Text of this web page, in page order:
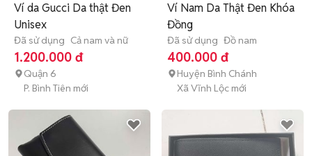
Ví da Gucci Da thật Đen
Unisex
Đã sử dụng Cả nam và nữ
1.200.000 đ
Quận 6
P. Bình Tiên mới
Ví Nam Da Thật Đen Khóa
Đồng
Đã sử dụng Đồ nam
400.000 đ
Huyện Bình Chánh
Xã Vĩnh Lộc mới